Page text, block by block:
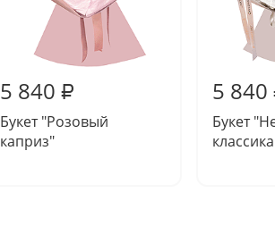
5 840 ₽
Букет "Розовый
каприз"
5 840
Букет